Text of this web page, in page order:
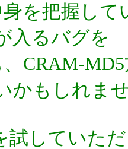
を把握して
入るバグを
CRAM-
かもしれま
試していた